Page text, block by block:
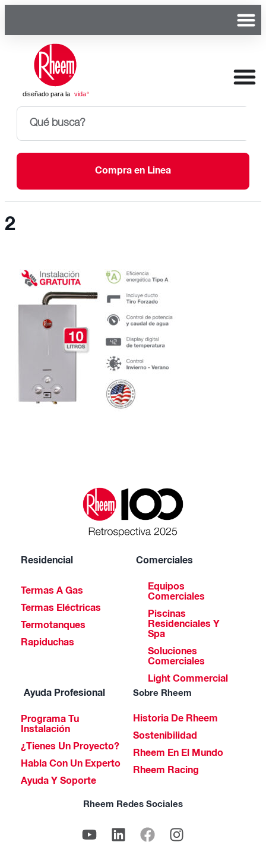
Compra en Linea
2
Residencial
Termas A Gas
Termas Eléctricas
Termotanques
Rapiduchas
Comerciales
Equipos
Comerciales
Piscinas
Residenciales Y
Spa
Soluciones
Comerciales
Light Commercial
Ayuda Profesional
Programa Tu
Instalación
¿Tienes Un Proyecto?
Habla Con Un Experto
Ayuda Y Soporte
Sobre Rheem
Historia De Rheem
Sostenibilidad
Rheem En El Mundo
Rheem Racing
Rheem Redes Sociales